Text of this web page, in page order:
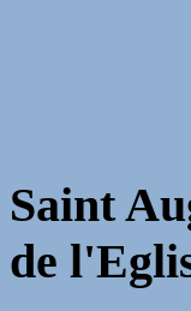
Saint
de